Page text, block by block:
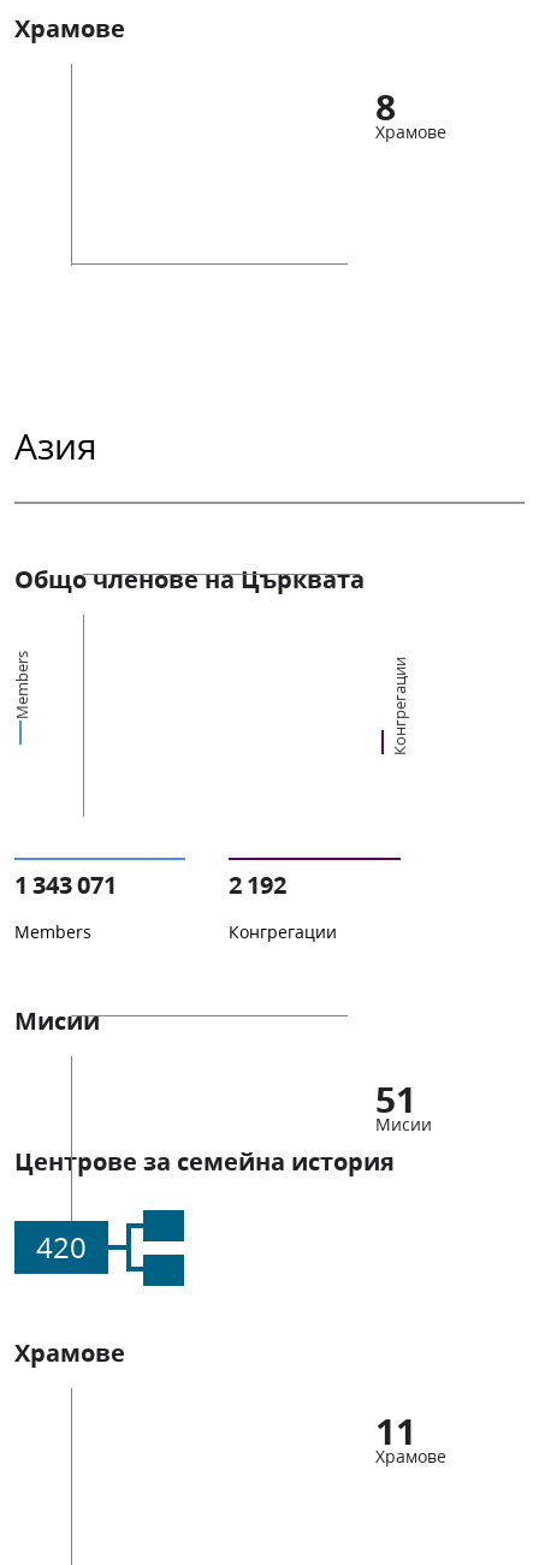
Храмове
8
Храмове
Азия
Общо членове на Църквата
Members Конгрегации
1 343 071
Members
2 192
Конгрегации
Мисии
51
Мисии
Центрове за семейна история
420
Храмове
11
Храмове